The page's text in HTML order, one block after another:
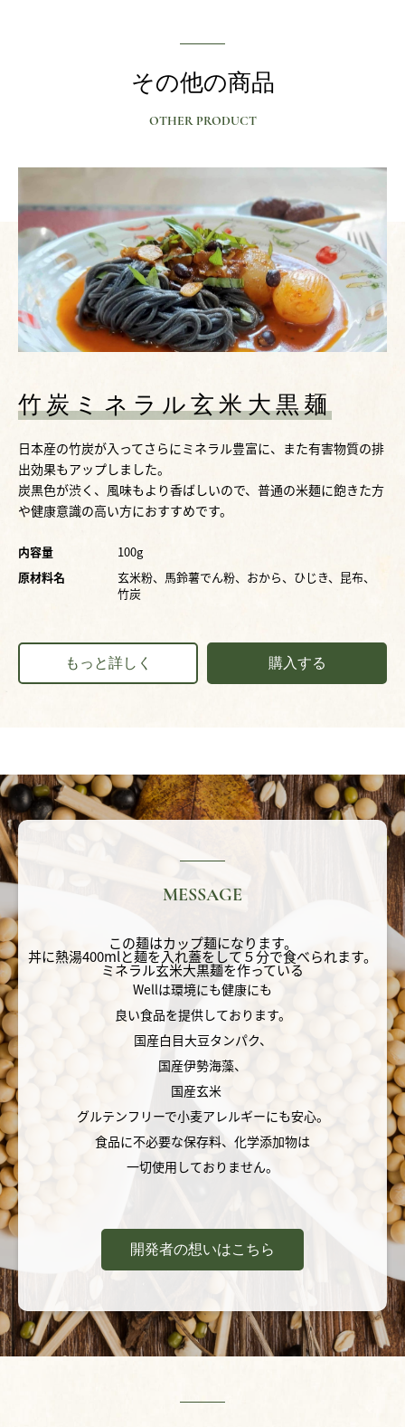
その他の商品
OTHER PRODUCT
竹炭ミネラル玄米大黒麺
日本産の竹炭が入ってさらにミネラル豊富に、また有害物質の排
出効果もアップしました。
炭黒色が渋く、風味もより香ばしいので、普通の米麺に飽きた方
や健康意識の高い方におすすめです。
内容量
100g
原材料名
玄米粉、馬鈴薯でん粉、おから、ひじき、昆布、
竹炭
もっと詳しく 購入する
MESSAGE
この麺はカップ麺になります。
丼に熱湯400mlと麺を入れ蓋をして５分で食べられます。
ミネラル玄米大黒麺を作っている
Wellは環境にも健康にも
良い食品を提供しております。
国産白目大豆タンパク、
国産伊勢海藻、
国産玄米
グルテンフリーで小麦アレルギーにも安心。
食品に不必要な保存料、化学添加物は
一切使用しておりません。
開発者の想いはこちら